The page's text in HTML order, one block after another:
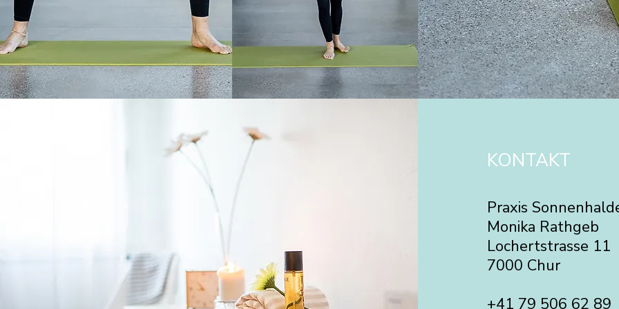
KONTAKT
Praxis
Monika Rathgeb
Lochertstrasse 11
7000 Chur
+41 79 506 62 89